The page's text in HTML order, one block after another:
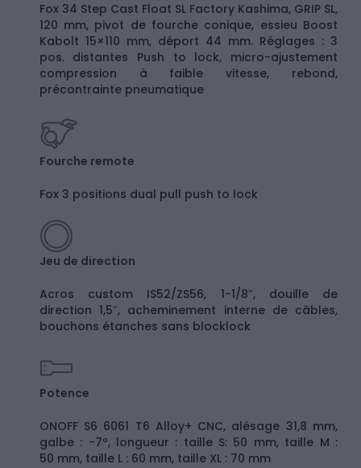
Fox 34 Step Cast Float SL Factory Kashima, GRIP SL,
120 mm, pivot de fourche conique, essieu Boost
Kabolt 15×110 mm, déport 44 mm. Réglages : 3
pos. distantes Push to lock, micro-ajustement
compression à faible vitesse, rebond,
précontrainte pneumatique
Fourche remote
Fox 3 positions dual pull push to lock
Jeu de direction
Acros custom IS52/ZS56, 1-1/8″, douille de
direction 1,5″, acheminement interne de câbles,
bouchons étanches sans blocklock
Potence
ONOFF S6 6061 T6 Alloy+ CNC, alésage 31,8 mm,
galbe : -7º, longueur : taille S: 50 mm, taille M :
50 mm, taille L : 60 mm, taille XL : 70 mm